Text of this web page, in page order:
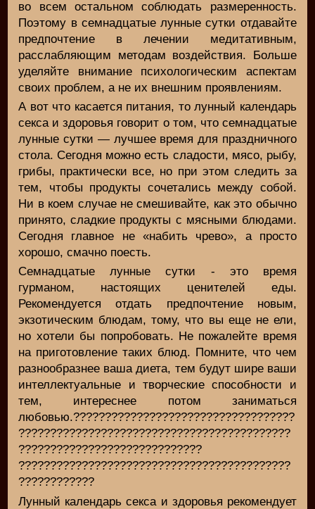
во всем остальном соблюдать размеренность.
Поэтому в семнадцатые лунные сутки отдавайте
предпочтение в лечении медитативным,
расслабляющим методам воздействия. Больше
уделяйте внимание психологическим аспектам
своих проблем, а не их внешним проявлениям.
А вот что касается питания, то лунный календарь
секса и здоровья говорит о том, что семнадцатые
лунные сутки — лучшее время для праздничного
стола. Сегодня можно есть сладости, мясо, рыбу,
грибы, практически все, но при этом следить за
тем, чтобы продукты сочетались между собой.
Ни в коем случае не смешивайте, как это обычно
принято, сладкие продукты с мясными блюдами.
Сегодня главное не «набить чрево», а просто
хорошо, смачно поесть.
Семнадцатые лунные сутки - это время
гурманом, настоящих ценителей еды.
Рекомендуется отдать предпочтение новым,
экзотическим блюдам, тому, что вы еще не ели,
но хотели бы попробовать. Не пожалейте время
на приготовление таких блюд. Помните, что чем
разнообразнее ваша диета, тем будут шире ваши
интеллектуальные и творческие способности и
тем, интереснее потом заниматься
любовью.???????????????????????????????????
???????????????????????????????????????????
?????????????????????????????
???????????????????????????????????????????
????????????
Лунный календарь секса и здоровья рекомендует